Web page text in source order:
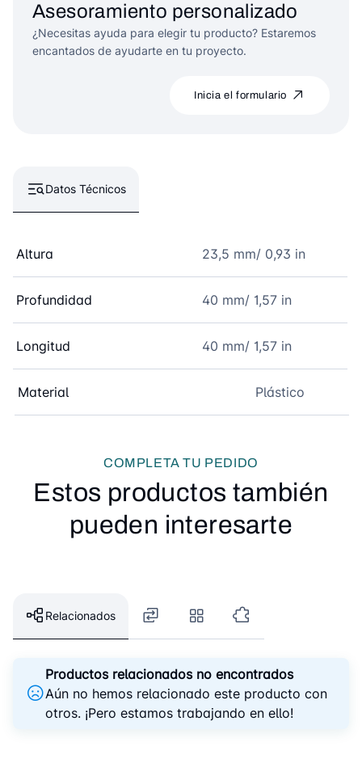
Asesoramiento personalizado
¿Necesitas ayuda para elegir tu producto? Estaremos
encantados de ayudarte en tu proyecto.
Inicia el formulario
Datos Técnicos
Altura 23,5 mm/ 0,93 in
Profundidad 40 mm/ 1,57 in
Longitud 40 mm/ 1,57 in
Material Plástico
COMPLETA TU PEDIDO
Estos productos también
pueden interesarte
Relacionados
Productos relacionados no encontrados
Aún no hemos relacionado este producto con
otros. ¡Pero estamos trabajando en ello!